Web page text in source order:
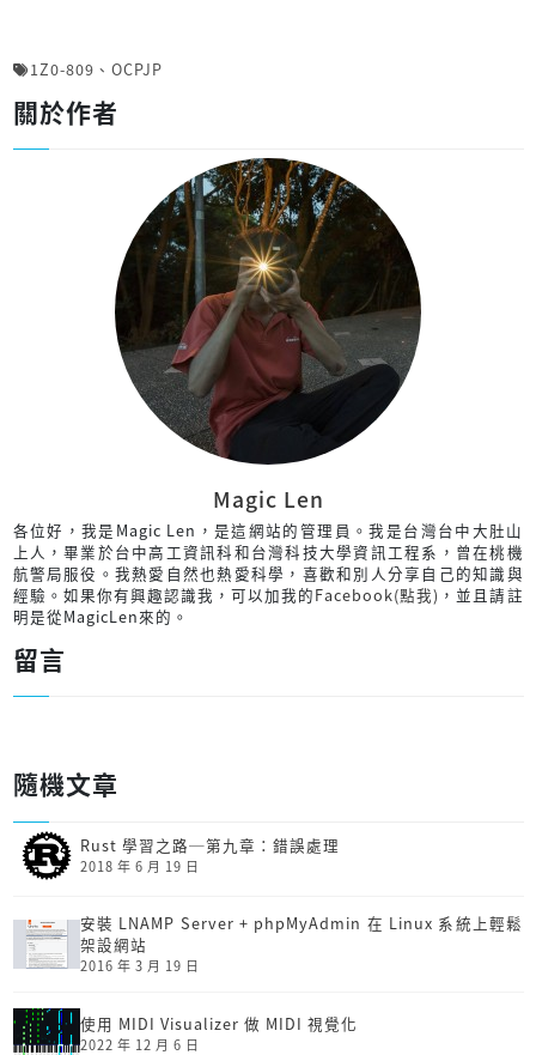
1Z0-809 、 OCPJP
關於作者
Magic Len
各位好，我是Magic Len，是這網站的管理員。我是台灣台中大肚山
上人，畢業於台中高工資訊科和台灣科技大學資訊工程系，曾在桃機
航警局服役。我熱愛自然也熱愛科學，喜歡和別人分享自己的知識與
經驗。如果你有興趣認識我，可以加我的Facebook(點我) ，並且請註
明是從MagicLen來的。
留言
隨機文章
Rust 學習之路─第九章：錯誤處理
2018 年 6 月 19 日
安裝 LNAMP Server + phpMyAdmin 在 Linux 系統上輕鬆
架設網站
2016 年 3 月 19 日
使用 MIDI Visualizer 做 MIDI 視覺化
2022 年 12 月 6 日